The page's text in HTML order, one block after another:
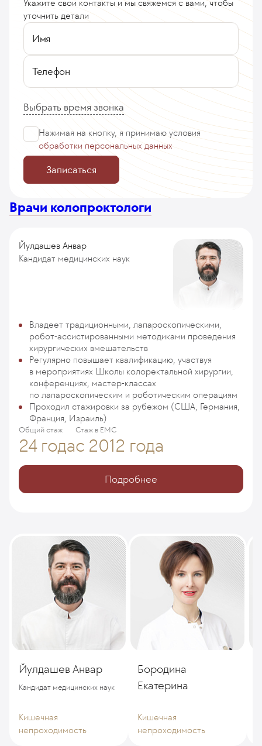
Укажите свои контакты и мы свяжемся с вами, чтобы
уточнить детали
Имя
Телефон
Выбрать время звонка
Нажимая на кнопку, я принимаю условия
обработки персональных данных
Записаться
Врачи колопроктологи
Йулдашев Анвар
Кандидат медицинских наук
Кишечная
непроходимость
Бородина
Екатерина
Кишечная
непроходимость
Йулдашев Анвар
Кандидат медицинских наук
Владеет традиционными, лапароскопическими,
робот-ассистированными методиками проведения
хирургических вмешательств
Регулярно повышает квалификацию, участвуя
в мероприятиях Школы колоректальной хирургии,
конференциях, мастер-классах
по лапароскопическим и роботическим операциям
Проходил стажировки за рубежом (США, Германия,
Франция, Израиль)
Общий стаж
24 года
Стаж в ЕМС
с 2012 года
Подробнее